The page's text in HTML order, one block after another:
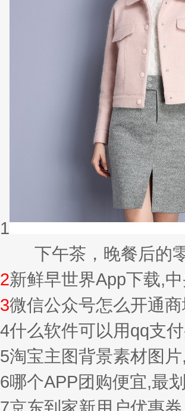
1
下午茶，晚餐后的零
2新鲜早世界App下载,
3微信公众号怎么开通
4什么软件可以用qq支
5淘宝主图背景素材图
6哪个APP团购便宜,最